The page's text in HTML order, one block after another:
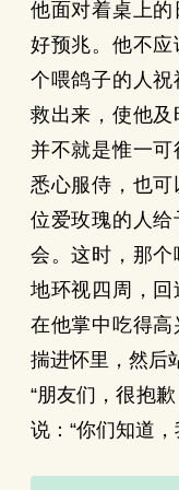
他面对着桌上
好预兆。他不
个喂鸽子的人
救出来，使他及
并不就是惟一
悉心服侍，也
位爱玫瑰的人
会。这时，那
地环视四周，
在他掌中吃得高
揣进怀里，然后
“朋友们，很抱
说：“你们知道